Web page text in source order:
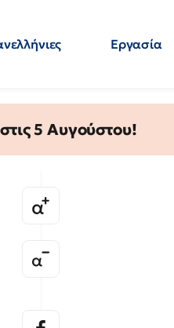
Εργασία
5 Αυγούστου!